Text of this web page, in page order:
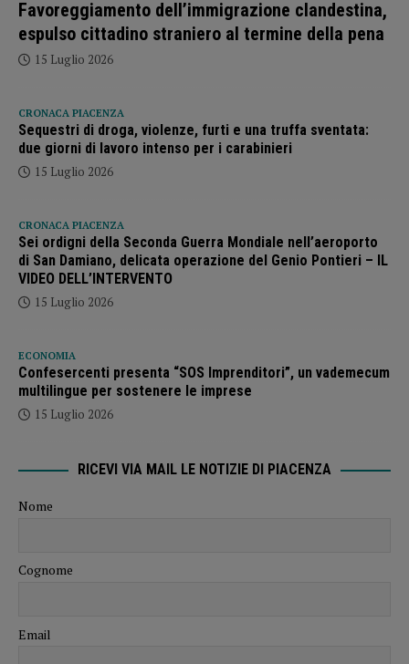
Favoreggiamento dell’immigrazione clandestina,
espulso cittadino straniero al termine della pena
15 Luglio 2026
CRONACA PIACENZA
Sequestri di droga, violenze, furti e una truffa sventata:
due giorni di lavoro intenso per i carabinieri
15 Luglio 2026
CRONACA PIACENZA
Sei ordigni della Seconda Guerra Mondiale nell’aeroporto
di San Damiano, delicata operazione del Genio Pontieri – IL
VIDEO DELL’INTERVENTO
15 Luglio 2026
ECONOMIA
Confesercenti presenta “SOS Imprenditori”, un vademecum
multilingue per sostenere le imprese
15 Luglio 2026
RICEVI VIA MAIL LE NOTIZIE DI PIACENZA
Nome
Cognome
Email